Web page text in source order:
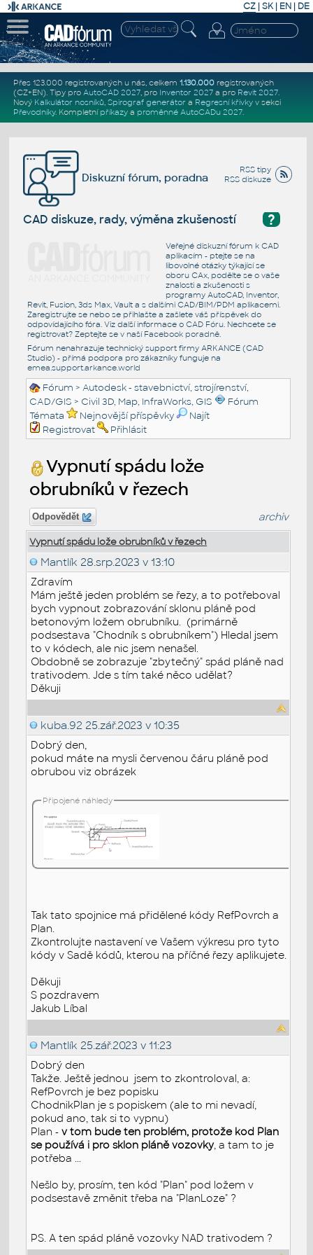
CZ | SK| EN | DE
Přes 123.000 registrovaných u nás, celkem 1.130.000registrovaných
(CZ+EN). Tipy pro AutoCAD 2027, pro Inventor 2027a pro Revit 2027.
Nový Kalkulátor nosníků, Spirograf generátor a Regresní křivkyv sekci
Převodníky. Kompletní příkazya proměnné AutoCADu 2027.
RSS tipy
RSS diskuze
Diskuzní fórum, poradna
?
CAD diskuze, rady, výměna zkušeností
Veřejné diskuzní fórum k CAD
aplikacím - ptejte se na
libovolné otázky týkající se
oboru CAx, podělte se o vaše
znalosti a zkušenosti s
programy AutoCAD, Inventor,
Revit, Fusion, 3ds Max, Vault a s dalšími CAD/BIM/PDM aplikacemi.
Zaregistrujte se nebo se přihlašte a zašlete váš příspěvek do
odpovídajícího fóra. Viz další informace o CAD Fóru. Nechcete se
registrovat? Zeptejte se v naší Facebook poradně.
Fórum nenahrazuje technický support firmy ARKANCE (CAD
Studio) - přímá podpora pro zákazníky funguje na
emea.support.arkance.world
Fórum >Autodesk - stavebnictví, strojírenství,
CAD/GIS > Civil 3D, Map, InfraWorks, GIS
Fórum
Témata
Nejnovější příspěvky
Najít
Registrovat
Přihlásit
Vypnutí spádu lože
obrubníků v řezech
Odpovědět archiv
Vypnutí spádu lože obrubníků v řezech
Mantlík 28.srp.2023 v 13:10
Zdravím
Mám ještě jeden problém se řezy, a to potřeboval
bych vypnout zobrazování sklonu pláně pod
betonovým ložem obrubníku. (primárně
podsestava "Chodník s obrubníkem") Hledal jsem
to v kódech, ale nic jsem nenašel.
Obdobně se zobrazuje "zbytečný" spád pláně nad
trativodem. Jde s tím také něco udělat?
Děkuji
kuba.92 25.zář.2023 v 10:35
Dobrý den,
pokud máte na mysli červenou čáru pláně pod
obrubou viz obrázek
Připojené náhledy
Tak tato spojnice má přidělené kódy RefPovrch a
Plan.
Zkontrolujte nastavení ve Vašem výkresu pro tyto
kódy v Sadě kódů, kterou na příčné řezy aplikujete.
Děkuji
S pozdravem
Jakub Líbal
Mantlík 25.zář.2023 v 11:23
Dobrý den
Takže. Ještě jednou jsem to zkontroloval, a:
RefPovrch je bez popisku
ChodnikPlan je s popiskem (ale to mi nevadí,
pokud ano, tak si to vypnu)
Plan -v tom bude ten problém, protože kod Plan
se používá i pro sklon pláně vozovky, a tam to je
potřeba ...
Nešlo by, prosím, ten kód "Plan" pod ložem v
podsestavě změnit třeba na "PlanLoze" ?
PS. A ten spád pláně vozovky NAD trativodem ?